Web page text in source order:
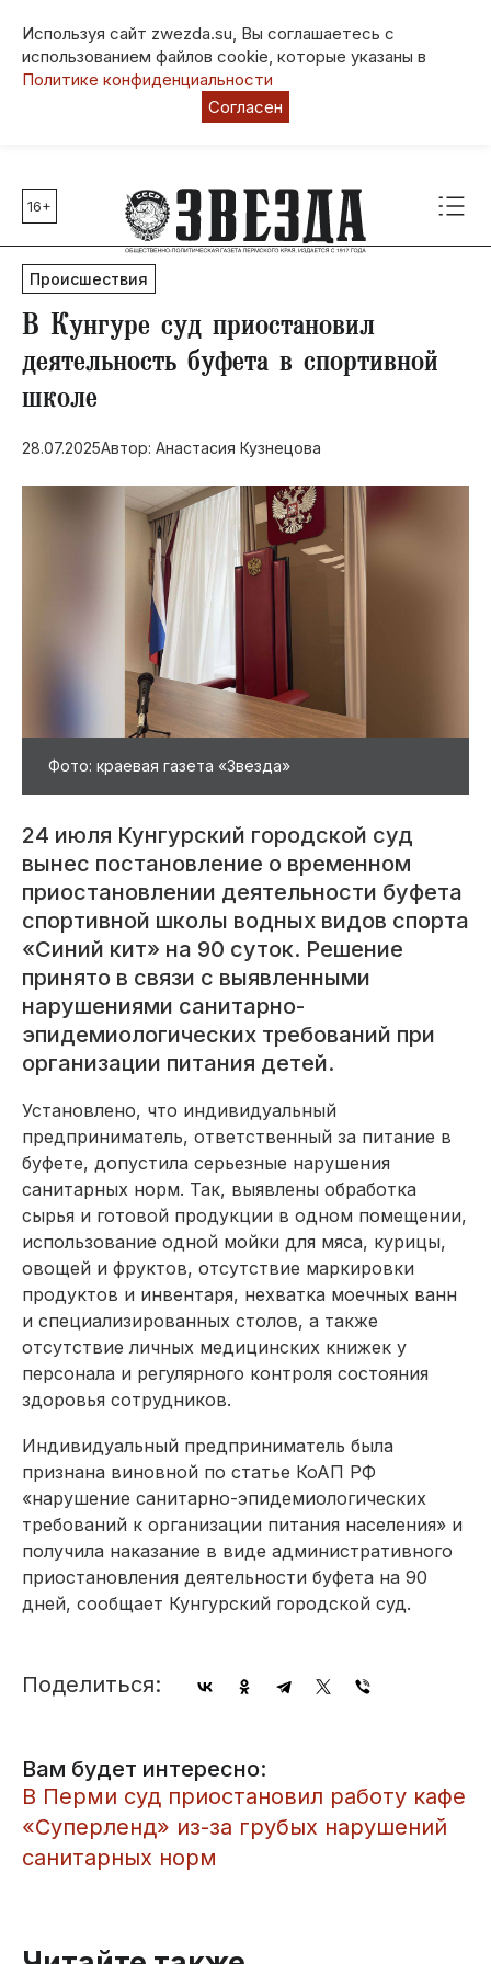
Используя сайт zwezda.su, Вы соглашаетесь с
использованием файлов cookie, которые указаны в
Политике конфиденциальности
Согласен
Главные темы
80 лет Победы
Молодежная столица РФ
СВО
Выборы в Пермском крае
Социальная поддержка
Инфраструктура
Благоустройство
16+
Происшествия
​В Кунгуре суд приостановил
деятельность буфета в спортивной
школе
28.07.2025Автор: Анастасия Кузнецова
Фото: краевая газета «Звезда»
24 июля Кунгурский городской суд
вынес постановление о временном
приостановлении деятельности буфета
спортивной школы водных видов спорта
«Синий кит» на 90 суток. Решение
принято в связи с выявленными
нарушениями санитарно-
эпидемиологических требований при
организации питания детей.
Установлено, что индивидуальный
предприниматель, ответственный за питание в
буфете, допустила серьезные нарушения
санитарных норм. Так, выявлены обработка
сырья и готовой продукции в одном помещении,
использование одной мойки для мяса, курицы,
овощей и фруктов, отсутствие маркировки
продуктов и инвентаря, нехватка моечных ванн
и специализированных столов, а также
отсутствие личных медицинских книжек у
персонала и регулярного контроля состояния
здоровья сотрудников.
Индивидуальный предприниматель была
признана виновной по статье КоАП РФ
«нарушение санитарно-эпидемиологических
требований к организации питания населения» и
получила наказание в виде административного
приостановления деятельности буфета на 90
дней, сообщает Кунгурский городской суд.
Поделиться:
Вам будет интересно:
В Перми суд приостановил работу кафе
«Суперленд» из-за грубых нарушений
санитарных норм